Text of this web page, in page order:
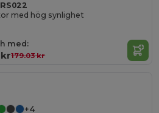
med hög synlighet
med:
kr179.03 kr
+4